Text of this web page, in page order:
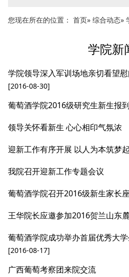
您现在所在的位置： 首页» 综合动态»
学院新
学院领导深入军训场地亲切看望
[2016-08-30]
葡萄酒学院2016级研究生新生报
领导关怀看新生 心心相印气氛浓
迎新工作有序开展 以人为本筑梦
我院召开迎新工作专题会议
葡萄酒学院召开2016级新生家长
王华院长应邀参加2016贺兰山东
葡萄酒学院成功举办首届优秀大
[2016-08-17]
广西葡萄考察团来院交流